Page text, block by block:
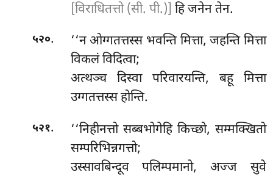
[विराधितत्तो (सी. पी.)] हि जनेन तेन.
५२०.
‘‘न ओग्गतत्तस्स भवन्ति मित्ता, जहन्ति मित्ता
विकलं विदित्वा;
अत्थञ्च दिस्वा परिवारयन्ति, बहू मित्ता
उग्गतत्तस्स होन्ति.
५२१.
‘‘निहीनत्तो सब्बभोगेहि किच्छो, सम्मक्खितो
सम्परिभिन्नगत्तो;
उस्सावबिन्दूव पलिम्पमानो, अज्ज सुवे